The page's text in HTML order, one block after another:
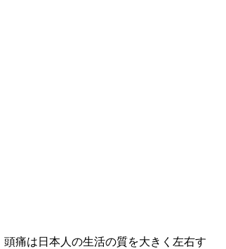
痛は日本人の生活の質を大きく左右す